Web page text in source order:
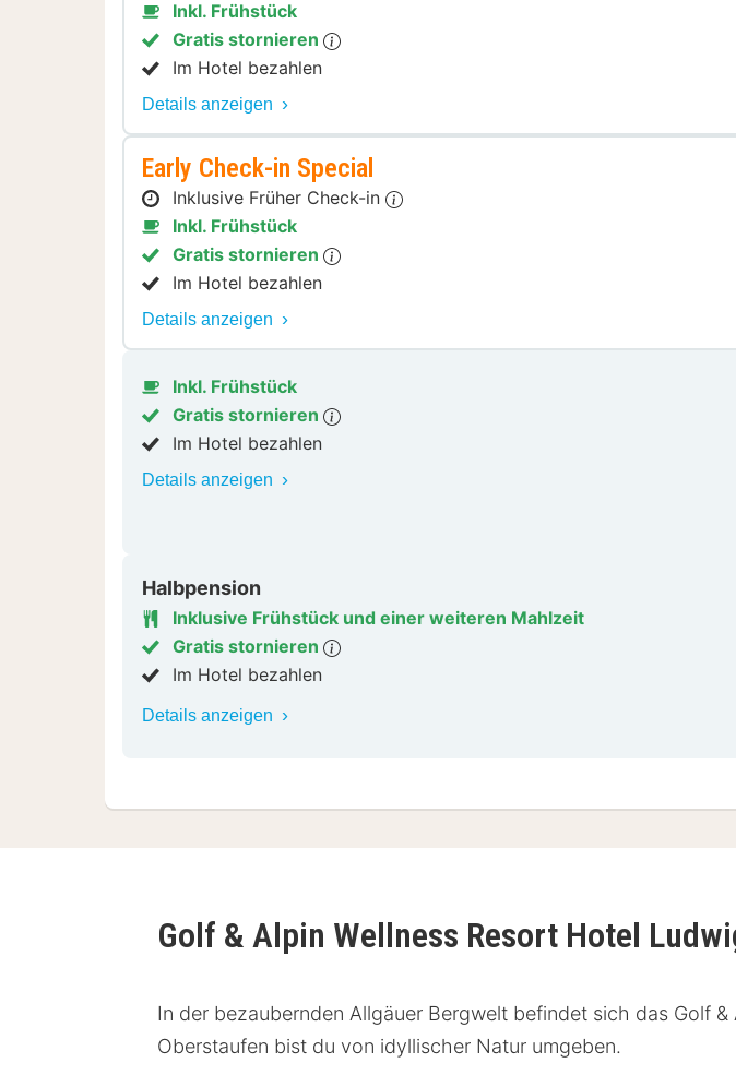
Inkl. Frühstück
Gratis stornieren
Im Hotel bezahlen
Details anzeigen
Early Check-in Special
Inklusive Früher Check-in
Inkl. Frühstück
Gratis stornieren
Im Hotel bezahlen
Details anzeigen
Inkl. Frühstück
Gratis stornieren
Im Hotel bezahlen
Details anzeigen
Halbpension
Gratis stornieren
Im Hotel bezahlen
Inklusive Frühstück und einer weiteren Mahlzeit
Details anzeigen
Golf & Alpin Wellness Resort Hotel
In der bezaubernden Allgäuer Bergwelt befindet sich das Golf
Oberstaufen bist du von idyllischer Natur umgeben.